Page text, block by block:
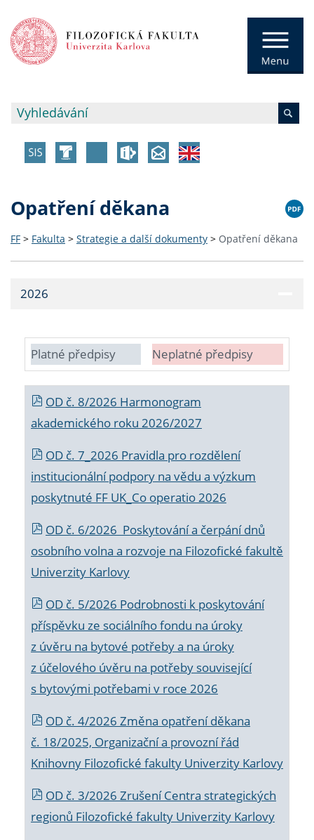
Opatření děkana
FF > Fakulta > Strategie a další dokumenty > Opatření děkana
2026
Platné předpisy Neplatné předpisy
OD č. 8/2026 Harmonogram
akademického roku 2026/2027
OD č. 7_2026 Pravidla pro rozdělení
institucionální podpory na vědu a výzkum
poskytnuté FF UK_Co operatio 2026
OD č. 6/2026 Poskytování a čerpání dnů
osobního volna a rozvoje na Filozofické fakultě
Univerzity Karlovy
OD č. 5/2026 Podrobnosti k poskytování
příspěvku ze sociálního fondu na úroky
z úvěru na bytové potřeby a na úroky
z účelového úvěru na potřeby související
s bytovými potřebami v roce 2026
OD č. 4/2026 Změna opatření děkana
č. 18/2025, Organizační a provozní řád
Knihovny Filozofické fakulty Univerzity Karlovy
OD č. 3/2026 Zrušení Centra strategických
regionů Filozofické fakulty Univerzity Karlovy